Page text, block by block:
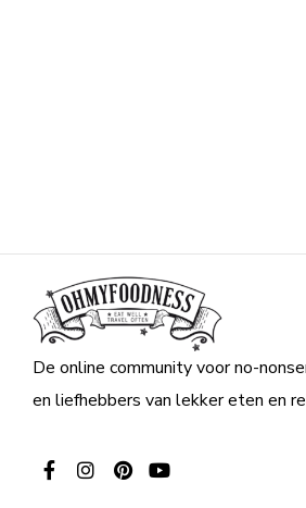
De online community voor no-
en liefhebbers van lekker eten en